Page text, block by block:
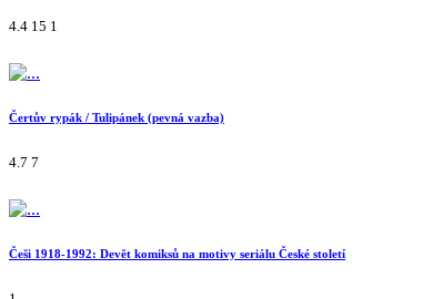
4.4 15 1
Čertův rypák / Tulipánek (pevná vazba)
4.7 7
Češi 1918-1992: Devět komiksů na motivy seriálu České století